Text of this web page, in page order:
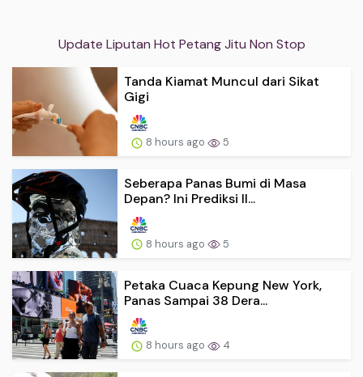
Update Liputan Hot Petang Jitu Non Stop
Tanda Kiamat Muncul dari Sikat
Gigi
8 hours ago 5
Seberapa Panas Bumi di Masa
Depan? Ini Prediksi Il...
8 hours ago 5
Petaka Cuaca Kepung New York,
Panas Sampai 38 Dera...
8 hours ago 4